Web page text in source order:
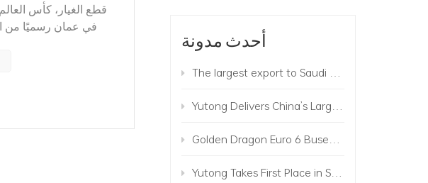
أحدث مدونة
The largest export to Saudi Arabia this year! 780 Suzhou King Long buses add color to the "Belt and Road"
Yutong Delivers China’s Largest Commercial Vehicle Order Along Belt and Road to Uzbekistan
Golden Dragon Euro 6 Buses Operate in Israel
Yutong Takes First Place in Sales of Electric Buses in Europe!